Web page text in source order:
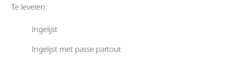
Te leveren:
Ingelijst
Ingelijst met passe partout